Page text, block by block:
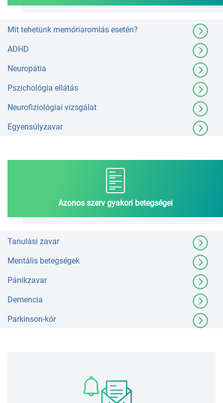
Mit tehetünk memóriaromlás esetén?
ADHD
Neuropátia
Pszichológia ellátás
Neurofiziológiai vizsgálat
Egyensúlyzavar
Azonos szerv gyakori betegségei
Tanulási zavar
Mentális betegségek
Pánikzavar
Demencia
Parkinson-kór